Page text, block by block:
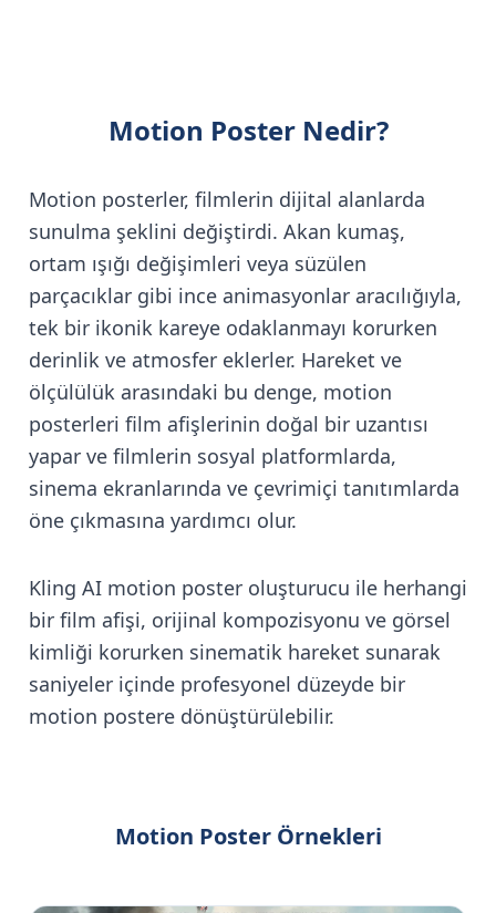
Motion Poster Nedir?
Motion posterler, filmlerin dijital alanlarda
sunulma şeklini değiştirdi. Akan kumaş,
ortam ışığı değişimleri veya süzülen
parçacıklar gibi ince animasyonlar aracılığıyla,
tek bir ikonik kareye odaklanmayı korurken
derinlik ve atmosfer eklerler. Hareket ve
ölçülülük arasındaki bu denge, motion
posterleri film afişlerinin doğal bir uzantısı
yapar ve filmlerin sosyal platformlarda,
sinema ekranlarında ve çevrimiçi tanıtımlarda
öne çıkmasına yardımcı olur.
Kling AI motion poster oluşturucu ile herhangi
bir film afişi, orijinal kompozisyonu ve görsel
kimliği korurken sinematik hareket sunarak
saniyeler içinde profesyonel düzeyde bir
motion postere dönüştürülebilir.
Motion Poster Örnekleri